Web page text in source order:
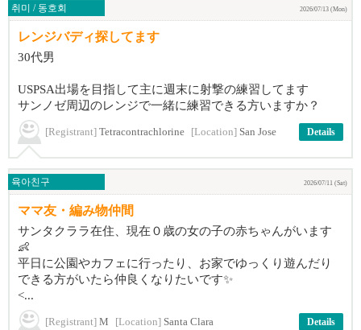
취미 / 동호회 2026/07/13 (Mon)
レンジバディ探してます
30代男
USPSA出場を目指して主に週末に射撃の練習してます
サンノゼ周辺のレンジで一緒に練習できる方いますか？
[Registrant] Tetracontrachlorine [Location] San Jose Details
육아친구 2026/07/11 (Sat)
ママ友・編み物仲間
サンタクララ在住、現在０歳の女の子の赤ちゃんがいます
👶
平日に公園やカフェに行ったり、お家でゆっくり遊んだり
できる方がいたら仲良くなりたいです✨
<...
[Registrant] M [Location] Santa Clara Details